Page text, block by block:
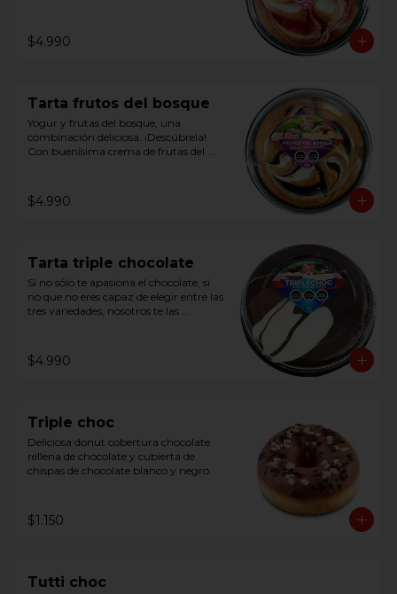
$4.990
Tarta frutos del bosque
Yogur y frutas del bosque, una
combinación deliciosa. ¡Descúbrela!
Con buenísima crema de frutas del
$4.990
Tarta triple chocolate
Si no sólo te apasiona el chocolate, si
no que no eres capaz de elegir entre las
tres variedades, nosotros te las
crema de cacao negro, de cacao con
leche y blanca.
$4.990
Triple choc
Deliciosa donut cobertura chocolate
rellena de chocolate y cubierta de
chispas de chocolate blanco y negro.
$1.150
Tutti choc